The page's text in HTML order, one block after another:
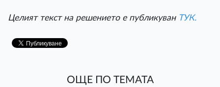
Целият текст на решението е публикуван ТУК.
ОЩЕ ПО ТЕМАТА